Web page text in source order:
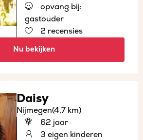
opvang bij:
gastouder
2 recensies
Nu bekijken
Daisy
Nijmegen(4,7 km)
62 jaar
3 eigen kinderen